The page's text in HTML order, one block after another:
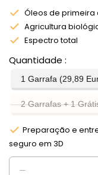
Óleos de
Agricultura
Espectro total
Quantidade
1 Garrafa (29,89
2 Garrafas + 1
Preparação e
seguro em 3D